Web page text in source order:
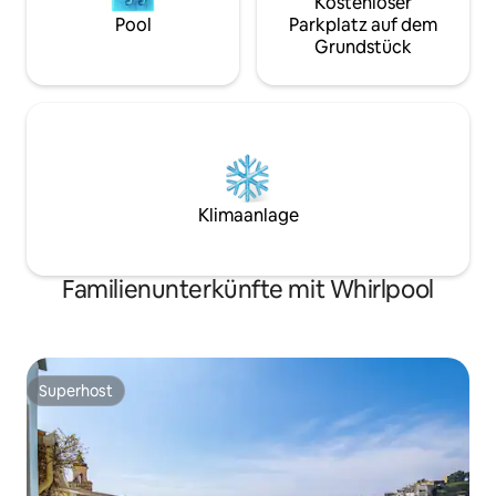
Pool
Parkplatz auf dem
Grundstück
Klimaanlage
Familienunterkünfte mit Whirlpool
Superhost
Superhost